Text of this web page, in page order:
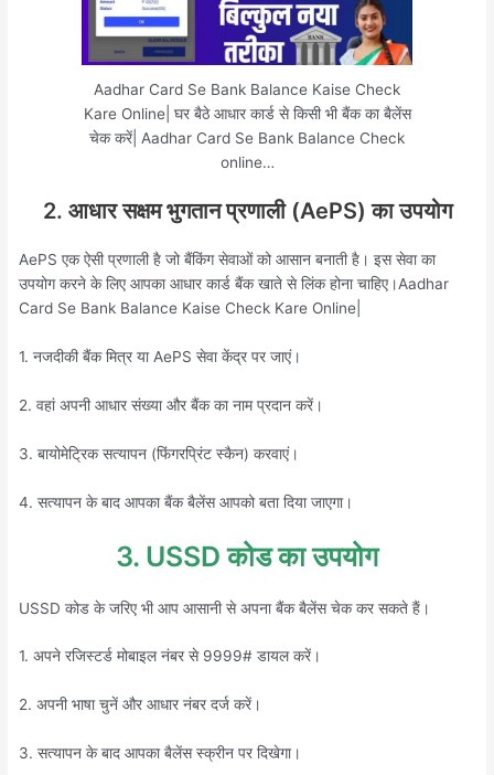
Aadhar Card Se Bank Balance Kaise Check
Kare Online| घर बैठे आधार कार्ड से किसी भी बैंक का बैलेंस
चेक करें| Aadhar Card Se Bank Balance Check
online…
2. आधार सक्षम भुगतान प्रणाली (AePS) का उपयोग
AePS एक ऐसी प्रणाली है जो बैंकिंग सेवाओं को आसान बनाती है। इस सेवा का
उपयोग करने के लिए आपका आधार कार्ड बैंक खाते से लिंक होना चाहिए।Aadhar
Card Se Bank Balance Kaise Check Kare Online|
1. नजदीकी बैंक मित्र या AePS सेवा केंद्र पर जाएं।
2. वहां अपनी आधार संख्या और बैंक का नाम प्रदान करें।
3. बायोमेट्रिक सत्यापन (फिंगरप्रिंट स्कैन) करवाएं।
4. सत्यापन के बाद आपका बैंक बैलेंस आपको बता दिया जाएगा।
3. USSD कोड का उपयोग
USSD कोड के जरिए भी आप आसानी से अपना बैंक बैलेंस चेक कर सकते हैं।
1. अपने रजिस्टर्ड मोबाइल नंबर से 9999# डायल करें।
2. अपनी भाषा चुनें और आधार नंबर दर्ज करें।
3. सत्यापन के बाद आपका बैलेंस स्क्रीन पर दिखेगा।